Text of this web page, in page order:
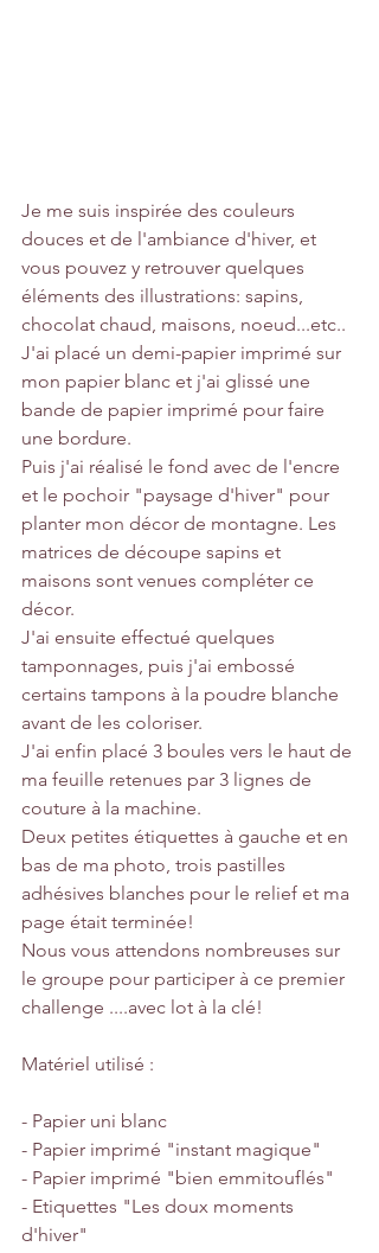
Je me suis inspirée des couleurs
douces et de l'ambiance d'hiver, et
vous pouvez y retrouver quelques
éléments des illustrations: sapins,
chocolat chaud, maisons, noeud...etc..
J'ai placé un demi-papier imprimé sur
mon papier blanc et j'ai glissé une
bande de papier imprimé pour faire
une bordure.
Puis j'ai réalisé le fond avec de l'encre
et le pochoir "paysage d'hiver" pour
planter mon décor de montagne. Les
matrices de découpe sapins et
maisons sont venues compléter ce
décor.
J'ai ensuite effectué quelques
tamponnages, puis j'ai embossé
certains tampons à la poudre blanche
avant de les coloriser.
J'ai enfin placé 3 boules vers le haut de
ma feuille retenues par 3 lignes de
couture à la machine.
Deux petites étiquettes à gauche et en
bas de ma photo, trois pastilles
adhésives blanches pour le relief et ma
page était terminée!
Nous vous attendons nombreuses sur
le groupe pour participer à ce premier
challenge ....avec lot à la clé!
Matériel utilisé :
- Papier uni blanc
- Papier imprimé "instant magique"
- Papier imprimé "bien emmitouflés"
- Etiquettes "Les doux moments
d'hiver"